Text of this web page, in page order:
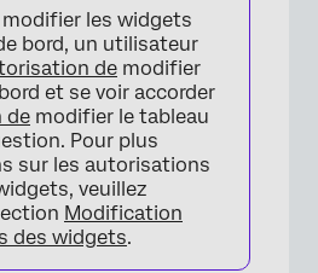
à l’autre
du Widget
à barres et à
modifier les widgets
bord, un utilisateur
de modifier
et se voir accorder
de modifier le tableau
Pour plus
sur les autorisations
veuillez
Modification
des widgets.